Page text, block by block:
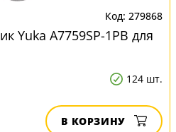
279868
Yuka A7759SP-1PB для
124 шт.
В КОРЗИНУ